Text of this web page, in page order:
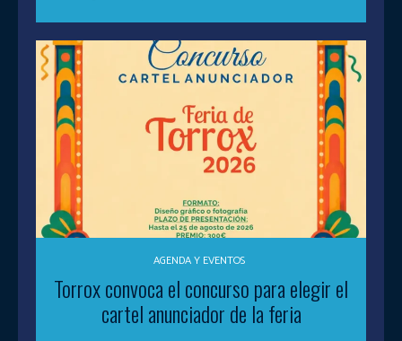
AGENDA Y EVENTOS
Torrox convoca el concurso para elegir el
cartel anunciador de la feria